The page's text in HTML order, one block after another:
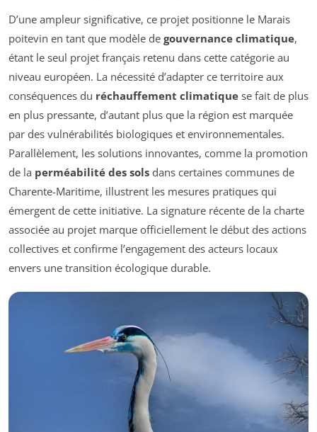
D’une ampleur significative, ce projet positionne le Marais
poitevin en tant que modèle de gouvernance climatique,
étant le seul projet français retenu dans cette catégorie au
niveau européen. La nécessité d’adapter ce territoire aux
conséquences du réchauffement climatique se fait de plus
en plus pressante, d’autant plus que la région est marquée
par des vulnérabilités biologiques et environnementales.
Parallèlement, les solutions innovantes, comme la promotion
de la perméabilité des sols dans certaines communes de
Charente-Maritime, illustrent les mesures pratiques qui
émergent de cette initiative. La signature récente de la charte
associée au projet marque officiellement le début des actions
collectives et confirme l’engagement des acteurs locaux
envers une transition écologique durable.